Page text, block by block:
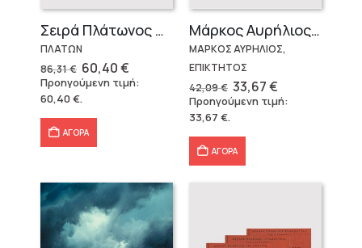
Σειρά Πλάτωνος Πολιτεία
ΠΛΑΤΩΝ
86,31€ Original
price
was:
86,31 €.
60,40€Η
τρέχουσα
τιμή
Προηγούμενη τιμή:
60,40€.
ΑΓΟΡΑ
Μάρκος Αυρήλιος & Επίκτητος (Επίτομα)
ΜΑΡΚΟΣ ΑΥΡΗΛΙΟΣ,
ΕΠΙΚΤΗΤΟΣ
42,09€ Original
price
was:
33,67€Η
τρέχουσα
τιμή
Προηγούμενη τιμή:
33,67 €.
ΑΓΟΡΑ